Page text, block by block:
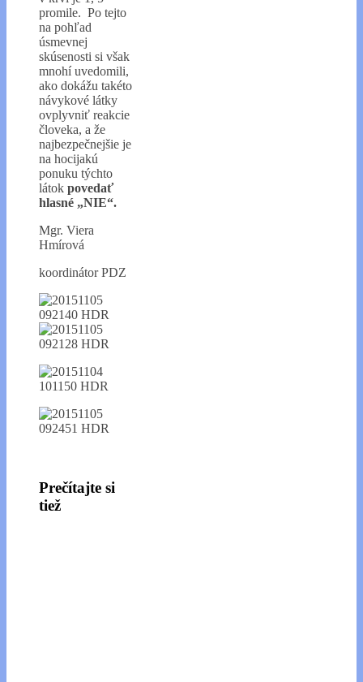
promile. Po tejto
na pohľad
úsmevnej
skúsenosti si však
mnohí uvedomili,
ako dokážu takéto
návykové látky
ovplyvniť reakcie
človeka, a že
najbezpečnejšie je
na hocijakú
ponuku týchto
látok povedať
hlasné „NIE“.
Mgr. Viera
Hmírová
koordinátor PDZ
Prečítajte si
tiež